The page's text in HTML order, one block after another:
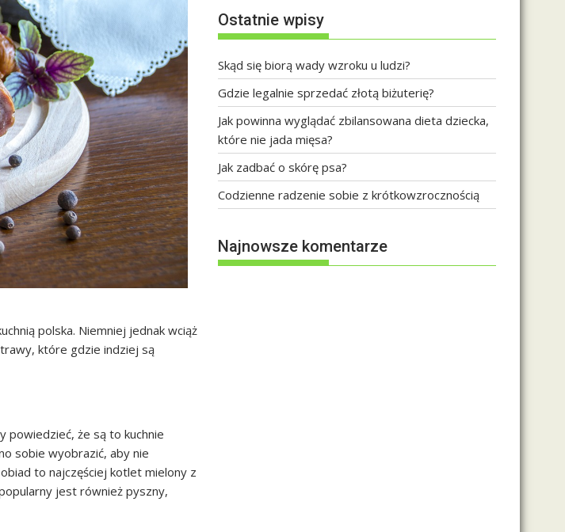
polska. Niemniej jednak wciąż
które gdzie indziej są
powiedzieć, że są to kuchnie
sobie wyobrazić, aby nie
to najczęściej kotlet mielony z
jest również pyszny,
Ostatnie wpisy
Skąd się biorą wady wzroku u ludzi?
Gdzie legalnie sprzedać złotą biżuterię?
Jak powinna wyglądać zbilansowana dieta dziecka,
które nie jada mięsa?
Jak zadbać o skórę psa?
Codzienne radzenie sobie z krótkowzrocznością
Najnowsze komentarze